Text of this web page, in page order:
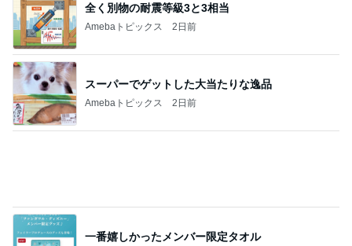
全く別物の耐震等級3と3相当
Amebaトピックス 2日前
スーパーでゲットした大当たりな逸品
Amebaトピックス 2日前
田中健 嬉しい島津亜矢の活躍